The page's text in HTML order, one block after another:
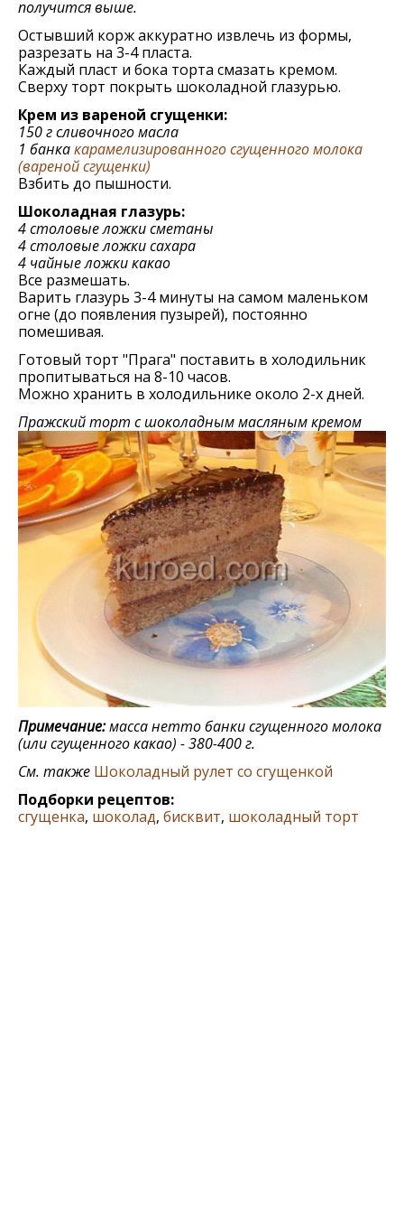
получится выше.
Остывший корж аккуратно извлечь из формы,
разрезать на 3-4 пласта.
Каждый пласт и бока торта смазать кремом.
Сверху торт покрыть шоколадной глазурью.
Крем из вареной сгущенки:
150 г сливочного масла
1 банкакарамелизированного сгущенного молока
(вареной сгущенки)
Взбить до пышности.
Шоколадная глазурь:
4 столовые ложки сметаны
4 столовые ложки сахара
4 чайные ложки какао
Все размешать.
Варить глазурь 3-4 минуты на самом маленьком
огне (до появления пузырей), постоянно
помешивая.
Готовый торт "Прага" поставить в холодильник
пропитываться на 8-10 часов.
Можно хранить в холодильнике около 2-х дней.
Пражский торт с шоколадным масляным кремом
Примечание:масса нетто банки сгущенного молока
(или сгущенного какао) - 380-400 г.
См. также Шоколадный рулет со сгущенкой
Подборки рецептов:
сгущенка, шоколад, бисквит, шоколадный торт